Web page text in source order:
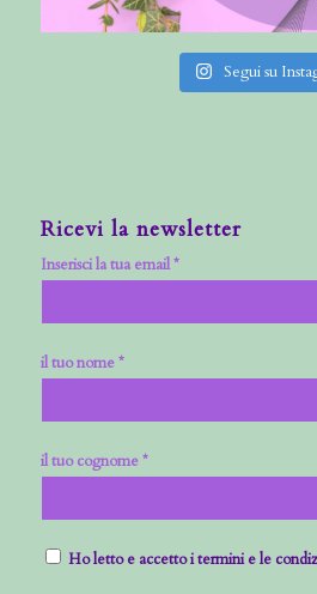
Segui su
Ricevi la newsletter
Inserisci la tua email *
il tuo nome *
il tuo cognome *
Ho letto e accetto i termini e le